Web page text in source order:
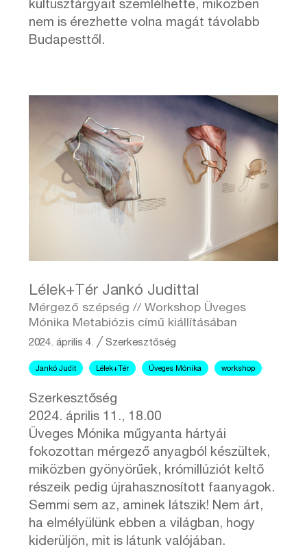
kultusztárgyait szemlélhette, miközben
nem is érezhette volna magát távolabb
Budapesttől.
Lélek+Tér Jankó Judittal
Mérgező szépség // Workshop Üveges
Mónika Metabiózis című kiállításában
2024. április 4. ╱Szerkesztőség
Jankó Judit Lélek+Tér Üveges Mónika workshop
Szerkesztőség
2024. április 11., 18.00
Üveges Mónika műgyanta hártyái
fokozottan mérgező anyagból készültek,
miközben gyönyörűek, krómillúziót keltő
részeik pedig újrahasznosított faanyagok.
Semmi sem az, aminek látszik! Nem árt,
ha elmélyülünk ebben a világban, hogy
kiderüljön, mit is látunk valójában.